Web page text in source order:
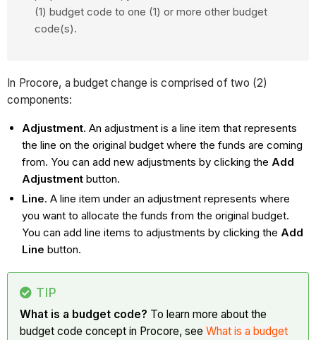
(1) budget code to one (1) or more other budget
code(s).
In Procore, a budget change is comprised of two (2)
components:
Adjustment. An adjustment is a line item that represents
the line on the original budget where the funds are coming
from. You can add new adjustments by clicking the Add
Adjustment button.
Line. A line item under an adjustment represents where
you want to allocate the funds from the original budget.
You can add line items to adjustments by clicking the Add
Line button.
TIP
What is a budget code? To learn more about the
budget code concept in Procore, seeWhat is a budget